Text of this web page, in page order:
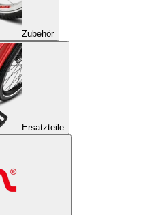
Zubehör
Ersatzteile